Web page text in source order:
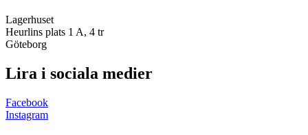
Lagerhuset
Heurlins plats 1 A, 4 tr
Göteborg
Lira i sociala medier
Facebook
Instagram